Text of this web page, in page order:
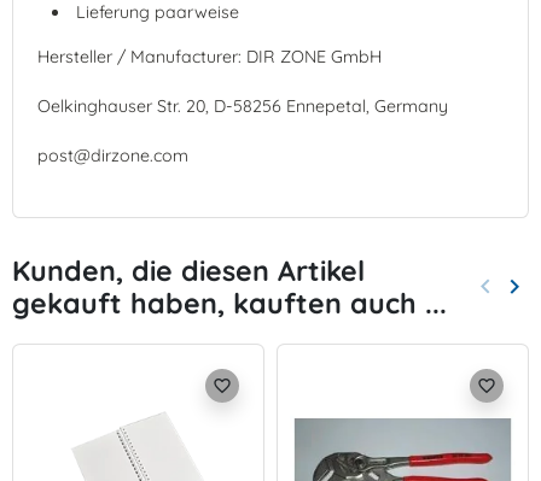
Lieferung paarweise
Hersteller / Manufacturer: DIR ZONE GmbH
Oelkinghauser Str. 20, D-58256 Ennepetal, Germany
post@dirzone.com
Kunden, die diesen Artikel
gekauft haben, kauften auch ...
Zurück
keyboard_arrow_left keyboard_arrow_right
favorite_border favorite_border